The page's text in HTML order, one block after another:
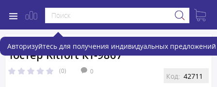
Авторизуйтесь для получения индивидуальных предложений
Тостер Kitfort КТ-9867
(0) 0
Код: 42711